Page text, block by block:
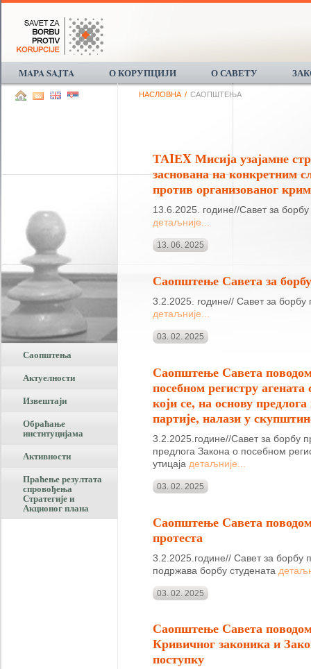
MAPA SAJTA О КОРУПЦИЈИ О САВЕТУ
Саопштења
Актуелности
Извештаји
Обраћање
институцијама
Активности
Праћење резултата
спровођења
Стратегије и
Акционог плана
НАСЛОВНА / САОПШТЕЊА
ТАIЕX Мисија узајамне
заснована на конкретним
против организованог
13.6.2025. године//Савет за борбу
детаљније...
13. 06. 2025
Саопштење Савета за
3.2.2025. године// Савет за борбу
детаљније...
03. 02. 2025
Саопштење Савета
посебном регистру агената
који се, на основу
партије, налази у
3.2.2025.године//Савет за борбу
предлога Закона о посебном
утицаја детаљније...
03. 02. 2025
Саопштење Савета
протеста
3.2.2025.године// Савет за борбу
подржава борбу студената
03. 02. 2025
Саопштење Савета
Кривичног законика и
поступку